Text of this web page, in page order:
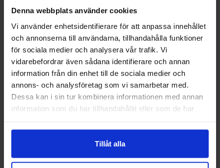
Denna webbplats använder cookies
Vi använder enhetsidentifierare för att anpassa innehållet
och annonserna till användarna, tillhandahålla funktioner
för sociala medier och analysera vår trafik. Vi
vidarebefordrar även sådana identifierare och annan
information från din enhet till de sociala medier och
annons- och analysföretag som vi samarbetar med.
Dessa kan i sin tur kombinera informationen med annan
information som du har tillhandahållit eller som de har
Tillåt alla
hos Victrix inredarna.
Ranhammarsvägen 20E
168 67 Bromma
Kundservice
Kontakta oss
Beställning och offert
Leverans
Reklamation
Monteringsanvisningar
Handla på Nordiska Fönster